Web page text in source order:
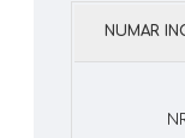
NUMAR